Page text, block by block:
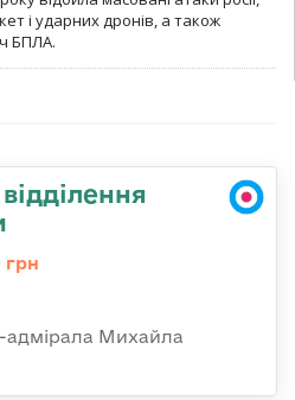
і ударних дронів, а також
БПЛА.
грн
Михайла